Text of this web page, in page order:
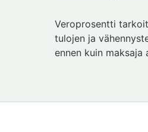
Veroprosentti
tulojen ja
ennen kuin